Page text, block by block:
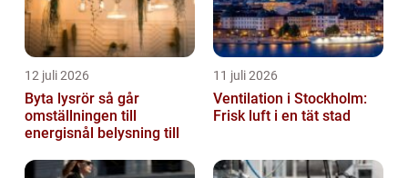
12 juli 2026
Byta lysrör så går
omställningen till
energisnål belysning till
11 juli 2026
Ventilation i Stockholm:
Frisk luft i en tät stad